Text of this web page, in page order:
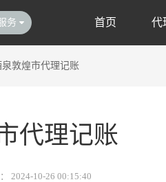
务 首页 代
敦煌市代理记账
代理记账
2024-10-26 00:15:40